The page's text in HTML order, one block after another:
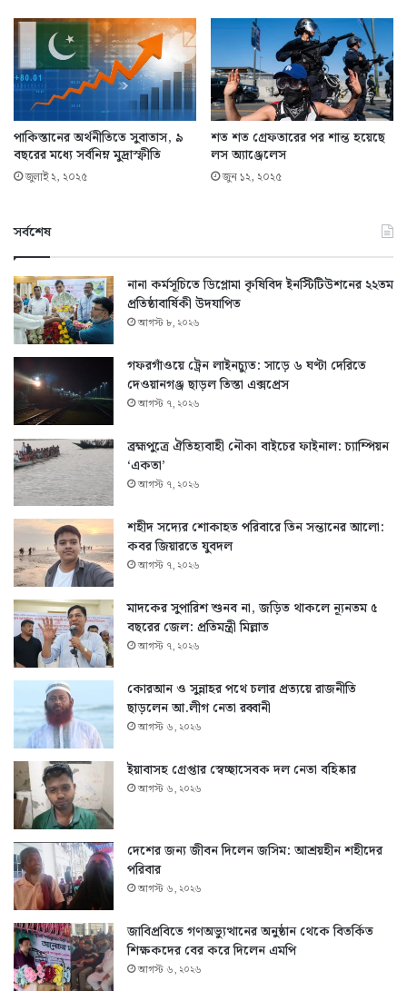
পাকিস্তানের অর্থনীতিতে সুবাতাস, ৯
বছরের মধ্যে সর্বনিম্ন মুদ্রাস্ফীতি
জুলাই ২, ২০২৫
শত শত গ্রেফতারের পর শান্ত হয়েছে
লস অ্যাঞ্জেলেস
জুন ১২, ২০২৫
সর্বশেষ
নানা কর্মসূচিতে ডিপ্লোমা কৃষিবিদ ইনস্টিটিউশনের ২২তম
প্রতিষ্ঠাবার্ষিকী উদযাপিত
আগস্ট ৮, ২০২৬
গফরগাঁওয়ে ট্রেন লাইনচ্যুত: সাড়ে ৬ ঘণ্টা দেরিতে
দেওয়ানগঞ্জ ছাড়ল তিস্তা এক্সপ্রেস
আগস্ট ৭, ২০২৬
ব্রহ্মপুত্রে ঐতিহ্যবাহী নৌকা বাইচের ফাইনাল: চ্যাম্পিয়ন
‘একতা’
আগস্ট ৭, ২০২৬
শহীদ সদ্যের শোকাহত পরিবারে তিন সন্তানের আলো:
কবর জিয়ারতে যুবদল
আগস্ট ৭, ২০২৬
মাদকের সুপারিশ শুনব না, জড়িত থাকলে ন্যূনতম ৫
বছরের জেল: প্রতিমন্ত্রী মিল্লাত
আগস্ট ৭, ২০২৬
কোরআন ও সুন্নাহর পথে চলার প্রত্যয়ে রাজনীতি
ছাড়লেন আ.লীগ নেতা রব্বানী
আগস্ট ৬, ২০২৬
ইয়াবাসহ গ্রেপ্তার স্বেচ্ছাসেবক দল নেতা বহিষ্কার
আগস্ট ৬, ২০২৬
দেশের জন্য জীবন দিলেন জসিম: আশ্রয়হীন শহীদের
পরিবার
আগস্ট ৬, ২০২৬
জাবিপ্রবিতে গণঅভ্যুত্থানের অনুষ্ঠান থেকে বিতর্কিত
শিক্ষকদের বের করে দিলেন এমপি
আগস্ট ৬, ২০২৬